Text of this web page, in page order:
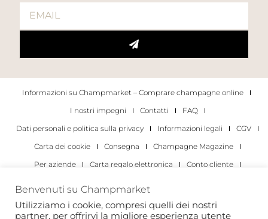
Informazioni su Champmarket – Comprare champagne online
I nostri impegni
Contatti
FAQ
Dati personali e politica sulla privacy
Informazioni legali
CGV
Carta dei cookie
Consegna
Champagne Magazine
Per aziende
Carta regalo elettronica
Conto cliente
Per gli individui
Per le aziende
Benvenuti su Champmarket
Utilizziamo i cookie, compresi quelli dei nostri
partner, per offrirvi la migliore esperienza utente